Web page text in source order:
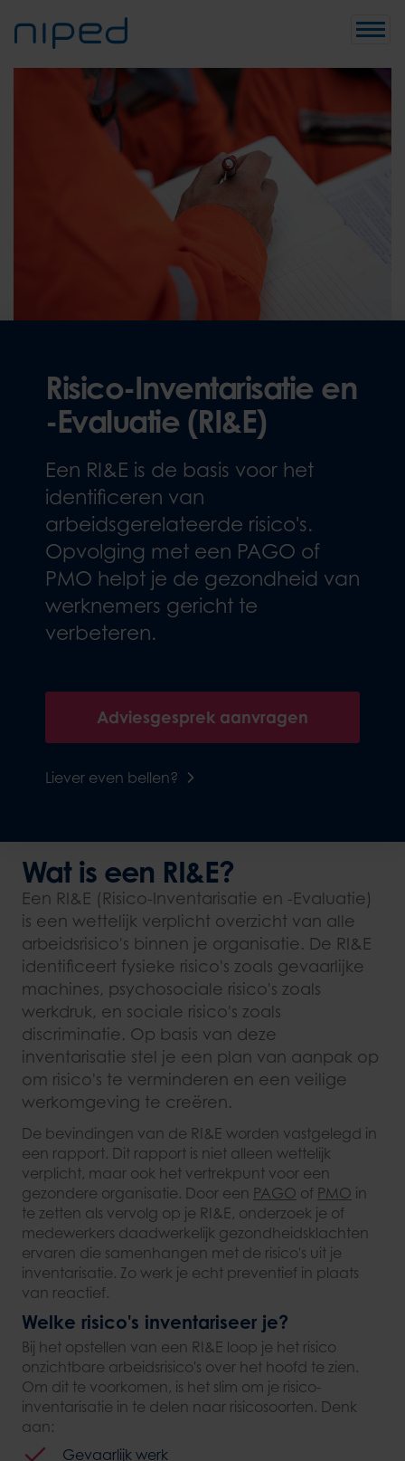
Risico-Inventarisatie en
-Evaluatie (RI&E)
Een RI&E is de basis voor het
identificeren van
arbeidsgerelateerde risico's.
Opvolging met een PAGO of
PMO helpt je de gezondheid van
werknemers gericht te
verbeteren.
Adviesgesprek aanvragen
Liever even bellen?
Wat is een RI&E?
Een RI&E (Risico-Inventarisatie en -Evaluatie)
is een wettelijk verplicht overzicht van alle
arbeidsrisico's binnen je organisatie. De RI&E
identificeert fysieke risico's zoals gevaarlijke
machines, psychosociale risico's zoals
werkdruk, en sociale risico's zoals
discriminatie. Op basis van deze
inventarisatie stel je een plan van aanpak op
om risico's te verminderen en een veilige
werkomgeving te creëren.
De bevindingen van de RI&E worden vastgelegd in
een rapport. Dit rapport is niet alleen wettelijk
verplicht, maar ook het vertrekpunt voor een
gezondere organisatie. Door een PAGO of PMO in
te zetten als vervolg op je RI&E, onderzoek je of
medewerkers daadwerkelijk gezondheidsklachten
ervaren die samenhangen met de risico's uit je
inventarisatie. Zo werk je echt preventief in plaats
van reactief.
Welke risico's inventariseer je?
Bij het opstellen van een RI&E loop je het risico
onzichtbare arbeidsrisico's over het hoofd te zien.
Om dit te voorkomen, is het slim om je risico-
inventarisatie in te delen naar risicosoorten. Denk
aan:
Gevaarlijk werk